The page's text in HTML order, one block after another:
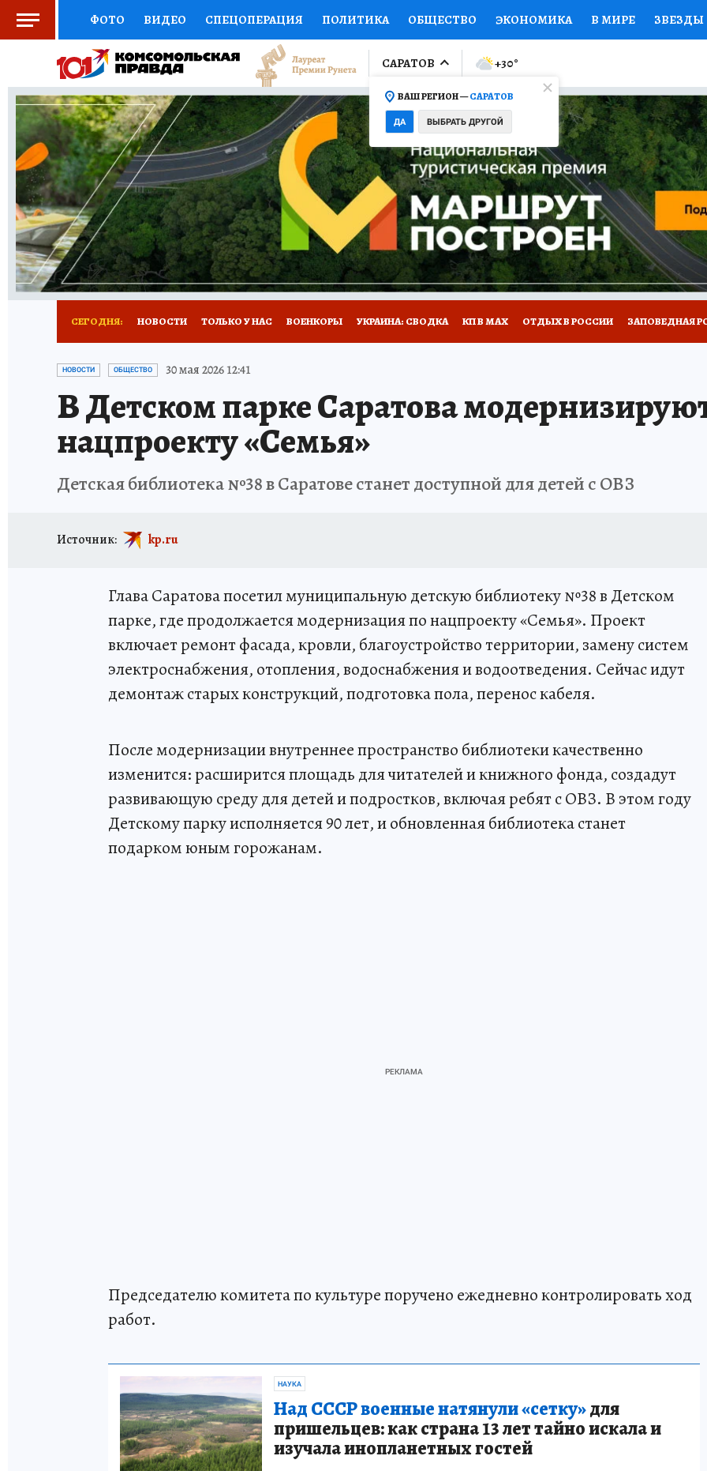
ФОТО ВИДЕО СПЕЦОПЕРАЦИЯ ПОЛИТИКА ОБЩЕСТВО ЭКОНОМИКА В МИРЕ ЗВЕЗДЫ
СОЦПОДДЕРЖКА НАУКА СПОРТ КОЛУМНИСТЫ ПРОИСШЕСТВИЯ НАЦИОНАЛЬНЫЕ
ВЫБОР ЭКСПЕРТОВ ДОКТОР ФИНАНСЫ ОТКРЫВАЕМ МИР Я ЗНАЮ СЕМЬЯ ЖЕНСКИЕ
КНИЖНАЯ ПОЛКА ПРОГНОЗЫ НА СПОРТ ПРОМОКОДЫ СЕРИАЛЫ СПЕЦПРОЕКТЫ
ПРЕСС-ЦЕНТР НЕДВИЖИМОСТЬ ТЕЛЕВИЗОР КОЛЛЕКЦИИ КОНКУРСЫ РАБОТА У НАС
РАДИО КП РЕКЛАМА ТЕСТЫ НОВОЕ НА САЙТЕ
САРАТОВ
ВАШ РЕГИОН —САРАТОВ
ДА ВЫБРАТЬ ДРУГОЙ
+30°
СЕГОДНЯ: НОВОСТИ ТОЛЬКО У НАС ВОЕНКОРЫ УКРАИНА: СВОДКА КП В МАХ ОТДЫХ В РОССИИ ЗАПОВЕДНАЯ
ИСПЫТАНО НА СЕБЕ
НОВОСТИ ОБЩЕСТВО 30 мая 2026 12:41
В Детском парке Саратова
нацпроекту «Семья»
Детская библиотека №38 в Саратове станет доступной для детей с ОВЗ
Источник: kp.ru
Глава Саратова посетил муниципальную детскую библиотеку №38 в Детском
парке, где продолжается модернизация по нацпроекту «Семья». Проект
включает ремонт фасада, кровли, благоустройство территории, замену систем
электроснабжения, отопления, водоснабжения и водоотведения. Сейчас идут
демонтаж старых конструкций, подготовка пола, перенос кабеля.
После модернизации внутреннее пространство библиотеки качественно
изменится: расширится площадь для читателей и книжного фонда, создадут
развивающую среду для детей и подростков, включая ребят с ОВЗ. В этом году
Детскому парку исполняется 90 лет, и обновленная библиотека станет
подарком юным горожанам.
Председателю комитета по культуре поручено ежедневно контролировать ход
работ.
НАУКА
Над СССР военные натянули «сетку»для
пришельцев: как страна 13 лет тайно искала и
изучала инопланетных гостей